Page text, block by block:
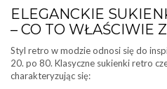
ELEGANCKIE
– CO TO WŁAŚCIWIE
Styl retro w modzie odnosi się do
20. po 80. Klasyczne sukienki retro
charakteryzując się: